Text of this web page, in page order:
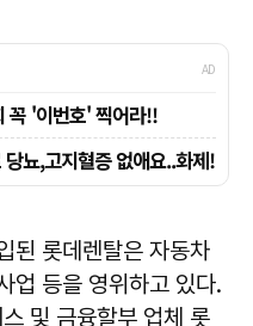
된 롯데렌탈은 자동차
업 등을 영위하고 있다.
및 금융할부 업체 롯